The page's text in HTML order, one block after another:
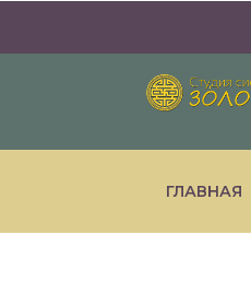
ГЛАВНАЯ